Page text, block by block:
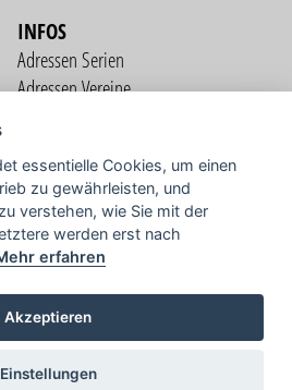
INFOS
Adressen Serien
Adressen Vereine
COMMUNITY
TV
essentielle Cookies, um einen
zu gewährleisten, und
verstehen, wie Sie mit der
werden erst nach
erfahren
Akzeptieren
Einstellungen